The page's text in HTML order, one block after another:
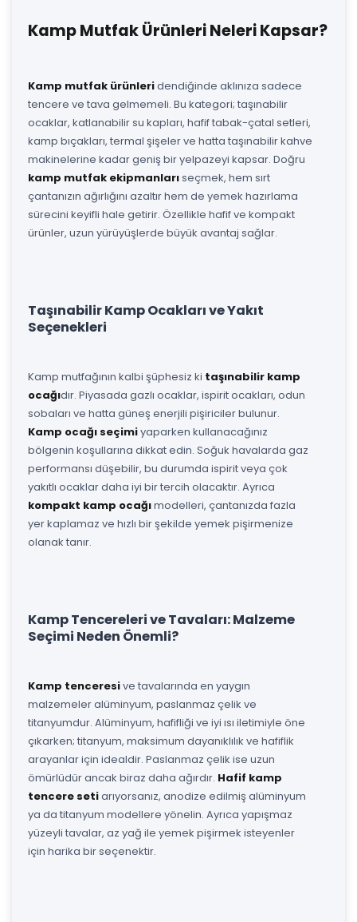
Kamp Mutfak Ürünleri Neleri Kapsar?
Kamp mutfak ürünleridendiğinde aklınıza sadece
tencere ve tava gelmemeli. Bu kategori; taşınabilir
ocaklar, katlanabilir su kapları, hafif tabak-çatal setleri,
kamp bıçakları, termal şişeler ve hatta taşınabilir kahve
makinelerine kadar geniş bir yelpazeyi kapsar. Doğru
kamp mutfak ekipmanlarıseçmek, hem sırt
çantanızın ağırlığını azaltır hem de yemek hazırlama
sürecini keyifli hale getirir. Özellikle hafif ve kompakt
ürünler, uzun yürüyüşlerde büyük avantaj sağlar.
Taşınabilir Kamp Ocakları ve Yakıt
Seçenekleri
Kamp mutfağının kalbi şüphesiz ki taşınabilir kamp
ocağıdır. Piyasada gazlı ocaklar, ispirit ocakları, odun
sobaları ve hatta güneş enerjili pişiriciler bulunur.
Kamp ocağı seçimiyaparken kullanacağınız
bölgenin koşullarına dikkat edin. Soğuk havalarda gaz
performansı düşebilir, bu durumda ispirit veya çok
yakıtlı ocaklar daha iyi bir tercih olacaktır. Ayrıca
kompakt kamp ocağımodelleri, çantanızda fazla
yer kaplamaz ve hızlı bir şekilde yemek pişirmenize
olanak tanır.
Kamp Tencereleri ve Tavaları: Malzeme
Seçimi Neden Önemli?
Kamp tenceresive tavalarında en yaygın
malzemeler alüminyum, paslanmaz çelik ve
titanyumdur. Alüminyum, hafifliği ve iyi ısı iletimiyle öne
çıkarken; titanyum, maksimum dayanıklılık ve hafiflik
arayanlar için idealdir. Paslanmaz çelik ise uzun
ömürlüdür ancak biraz daha ağırdır. Hafif kamp
tencere setiarıyorsanız, anodize edilmiş alüminyum
ya da titanyum modellere yönelin. Ayrıca yapışmaz
yüzeyli tavalar, az yağ ile yemek pişirmek isteyenler
için harika bir seçenektir.